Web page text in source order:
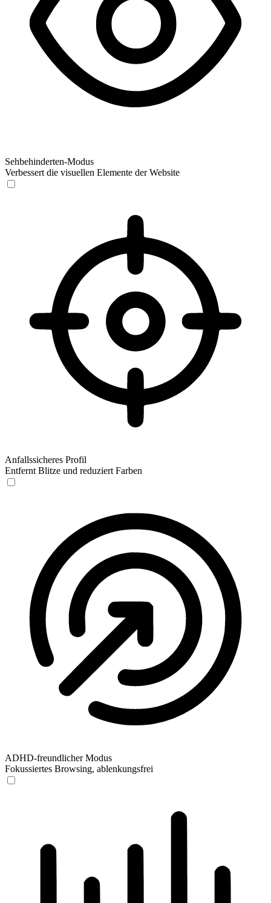
Sehbehinderten-Modus
Verbessert die visuellen Elemente der Website
Anfallssicheres Profil
Entfernt Blitze und reduziert Farben
ADHD-freundlicher Modus
Fokussiertes Browsing, ablenkungsfrei